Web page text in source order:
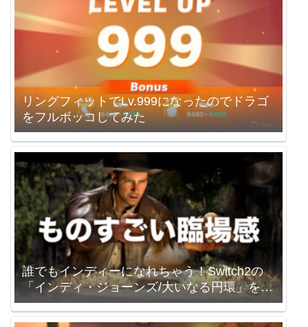
リングフィットでLv.999になったのでドラゴ
をフルボッコしてみた
誰でもインディーになれちゃう！Switch2の
「インディ・ジョーンズ/大いなる円環」を買
いました。